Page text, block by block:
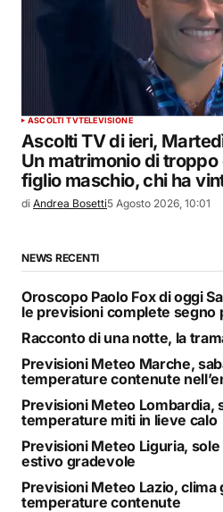
ASCOLTI TVTELEVISIONE
Ascolti TV di ieri,
Un matrimonio di
figlio maschio, chi ha
di Andrea Bosetti5 Agosto 2026, 10:01
NEWS RECENTI
Oroscopo Paolo Fox di oggi
le previsioni complete segno
Racconto di una notte, la
Previsioni Meteo Marche,
temperature contenute
Previsioni Meteo Lombardia,
temperature miti in lieve calo
Previsioni Meteo Liguria,
estivo gradevole
Previsioni Meteo Lazio, clima
temperature contenute